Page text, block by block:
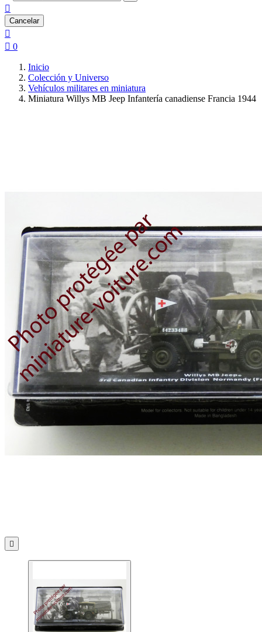

Cancelar

 0
Inicio
Colección y Universo
Vehículos militares en miniatura
Miniatura Willys MB Jeep Infantería canadiense Francia 1944
